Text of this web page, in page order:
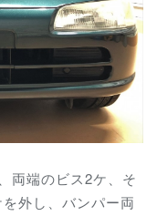
両端のビス2ケ、そ
外し、バンパー両